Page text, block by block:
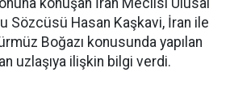
konuşan İran Meclisi Ulusal
Sözcüsü Hasan Kaşkavi, İran ile
Boğazı konusunda yapılan
uzlaşıya ilişkin bilgi verdi.